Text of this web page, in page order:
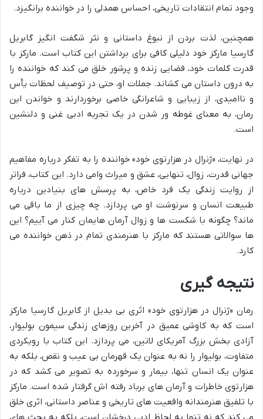
وجود تمام انتقادات تاریخی، احساس همدلی را در خواننده برانگیزد.
همچنین، لذت بردن از نبوغ داستانی و نثر شگفت انگیز گابریل
گارسیا مارکز خود دلیلی کافی برای برداشتن این کتاب است. مارکز با
قدرت کلمات خود، فضایی زنده و پرشور خلق می کند که خواننده را
به درون داستان می کشاند. جملات او، حتی در توصیف لحظات یأس
و ناامیدی، از زیبایی و شاعرانگی خاصی برخوردارند و خواندن این
رمان، به معنای غوطه ور شدن در یک تجربه ادبی غنی و دلنشین
است.
در نهایت، «ژنرال در هزارتوی خود» خواننده را به تفکر درباره مفاهیم
جهانی قدرت، زوال، تنهایی، عشق و میراث وامی دارد. این کتاب، فراتر
از روایت زندگی یک فرد خاص، به پرسش های بنیادین درباره
طبیعت انسان و سرنوشت او می پردازد. چه چیزی از ما باقی می
ماند؟ چگونه با شکست ها و زوال آرمان هایمان کنار می آییم؟ این
ها سوالاتی هستند که مارکز با هنرمندی تمام در ذهن خواننده می
کارد.
نتیجه گیری
رمان «ژنرال در هزارتوی خود» اثری بی بدیل از گابریل گارسیا مارکز
است که به کاوشی عمیق در آخرین روزهای زندگی سیمون بولیوار،
آزادی بخش بزرگ آمریکای لاتین، می پردازد. این کتاب با رویکردی
متفاوت، بولیوار را نه به عنوان یک قهرمان بی عیب و نقص، بلکه به
عنوان یک انسان تنها، بیمار و سرخورده به تصویر می کشد که در
هزارتوی خاطرات و آرمان های برباد رفته اش گرفتار شده است. مارکز
با تلفیق هنرمندانه واقعیت های تاریخی و عناصر داستانی، اثری خلق